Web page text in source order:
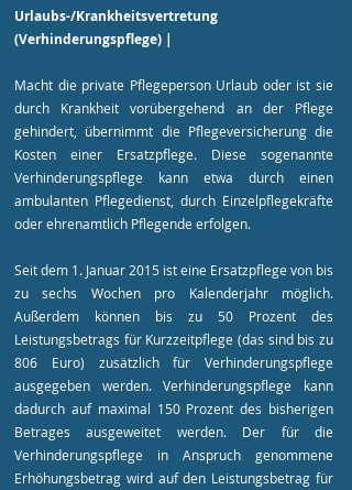
Urlaubs-/Krankheitsvertretung
(Verhinderungspflege) |
Macht die private Pflegeperson Urlaub oder ist sie
durch Krankheit vorübergehend an der Pflege
gehindert, übernimmt die Pflegeversicherung die
Kosten einer Ersatzpflege. Diese sogenannte
Verhinderungspflege kann etwa durch einen
ambulanten Pflegedienst, durch Einzelpflegekräfte
oder ehrenamtlich Pflegende erfolgen.
Seit dem 1. Januar 2015 ist eine Ersatzpflege von bis
zu sechs Wochen pro Kalenderjahr möglich.
Außerdem können bis zu 50 Prozent des
Leistungsbetrags für Kurzzeitpflege (das sind bis zu
806 Euro) zusätzlich für Verhinderungspflege
ausgegeben werden. Verhinderungspflege kann
dadurch auf maximal 150 Prozent des bisherigen
Betrages ausgeweitet werden. Der für die
Verhinderungspflege in Anspruch genommene
Erhöhungsbetrag wird auf den Leistungsbetrag für